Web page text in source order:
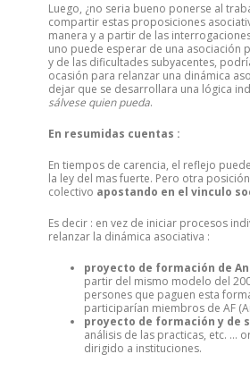
Luego, ¿no seria bueno ponerse al
compartir estas proposiciones
manera y a partir de las
uno puede esperar de una asociación
y de las dificultades subyacentes,
ocasión para relanzar una dinámica
dejar que se desarrollara una lógica
sálvese quien pueda.
En resumidas cuentas :
En tiempos de carencia, el reflejo
la ley del mas fuerte. Pero otra
colectivo apostando en el vinculo
Es decir : en vez de iniciar procesos
relanzar la dinámica asociativa :
proyecto de formación de
partir del mismo modelo del
persones que paguen esta
participarían miembros de AF
proyecto de formación y de
análisis de las practicas, etc. …
dirigido a instituciones.